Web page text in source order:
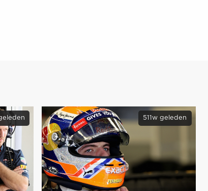
511w geleden